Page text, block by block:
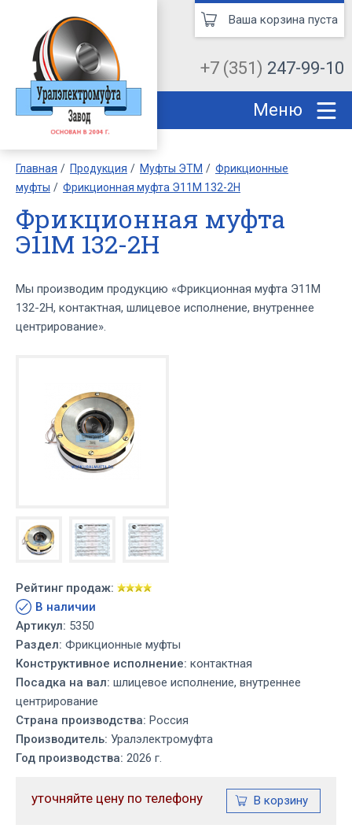
+7 (351) 247-99-10
Ваша корзина пуста
Меню
Главная Продукция Муфты ЭТМ
Фрикционные
муфты
Фрикционная муфта Э11М 132-2Н
Фрикционная муфта
Э11М 132-2Н
Мы производим продукцию «Фрикционная муфта Э11М
132-2Н, контактная, шлицевое исполнение, внутреннее
центрирование».
Рейтинг продаж:
В наличии
Артикул: 5350
Раздел: Фрикционные муфты
Конструктивное исполнение: контактная
Посадка на вал: шлицевое исполнение, внутреннее
центрирование
Страна производства: Россия
Производитель: Уралэлектромуфта
Год производства: 2026 г.
уточняйте цену по телефону